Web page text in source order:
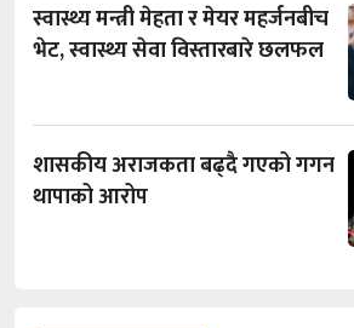
स्वास्थ्य मन्त्री मेहता र मेयर महर्जनबीच
भेट, स्वास्थ्य सेवा विस्तारबारे छलफल
शासकीय अराजकता बढ्दै गएको गगन
थापाको आरोप